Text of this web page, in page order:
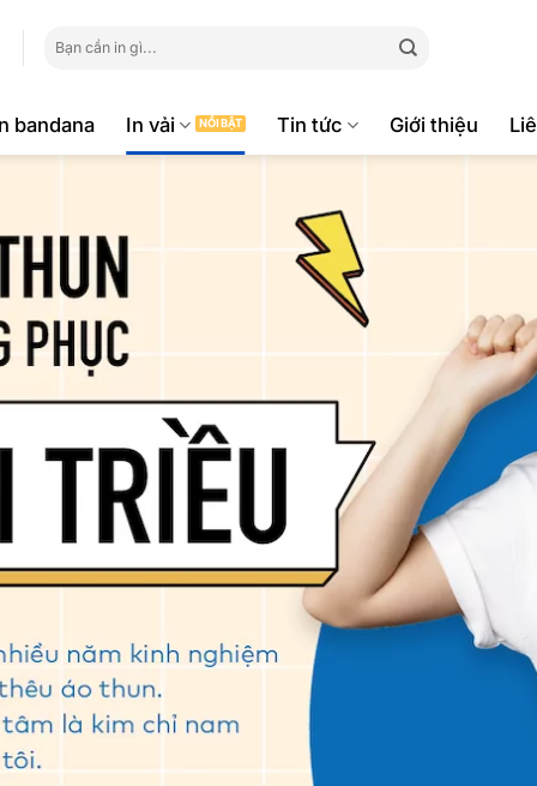
kiếm:
bandana In vải Tin tức Giới thiệu